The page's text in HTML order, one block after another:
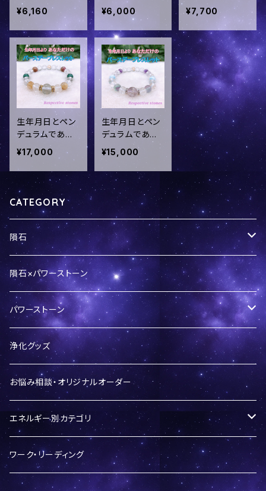
スデーハッピー
ナ☆隕石プラス
｜20％OFF
¥6,160
もり♪バースデ
ーハッピーナ☆】
生年月日から誕
生石・運命色・数
秘守護石を導き
出し、作製いたし
ます！！／hw-99
¥6,000
ただけのしあわ
せのおまもり♪
【バースデーハッ
ピーナ☆隕石プ
ラス＋】誕生石・
運命色・数秘守
護石を導き出し、
作製いたしま
す！！(隕石パウダ
ービーズ付)／h
w-100
¥7,700
生年月日とペン
デュラムであな
だけの【バース
デーブレスレッ
ト】(メテオグラス
タイプ)誕生石・
運命色の石・数
秘守護石を導き
出し、作製いたし
ます！！／bd-mg
¥17,000
生年月日とペン
デュラムであな
だけの【バース
デーブレスレッ
ト】(スーパーセ
ブンタイプ)誕生
石・運命色の石・
数秘守護石を導
き出し、作製いた
します！！／bd-s
¥15,000
CATEGORY
隕石
隕石パウダー
ギベオン
ペンダントトップ
リング
パラサイト隕石
セリコ
セイムチャン
イミラック
エスケル
カンポデルシエロ
隕石×パワーストーン
パワーストーン
バースデーシリーズ
LOVEシリーズ
開運ブレスレット
神社シリーズ
浄化グッズ
お悩み相談・オリジナルオーダー
エネルギー別カテゴリ
開運・運気アップ
ワーク・リーディング